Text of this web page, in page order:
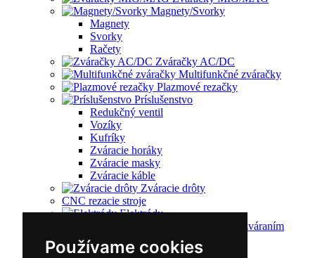
Používame cookies
Magnety/Svorky
Magnety
Svorky
Račety
Zváračky AC/DC
Multifunkčné zváračky
Plazmové rezačky
Príslušenstvo
Redukčný ventil
Vozíky
Kufríky
Zváracie horáky
Zváracie masky
Zváracie káble
Zváracie drôty
CNC rezacie stroje
Elektródy
Ochrana pred zváraním
Predohrev / Žíhanie
Polohovacie systémy